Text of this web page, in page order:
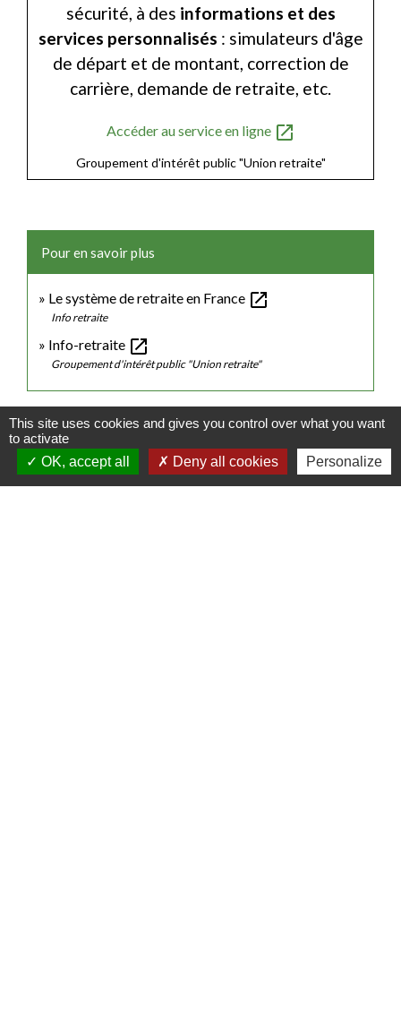
sécurité, à des informations et des
services personnalisés : simulateurs d'âge
de départ et de montant, correction de
carrière, demande de retraite, etc.
Accéder au service en ligne open_in_new
Groupement d'intérêt public "Union retraite"
Pour en savoir plus
Le système de retraite en France open_in_new
Info retraite
Info-retraite open_in_new
Groupement d'intérêt public "Union retraite"
Signaler une erreur sur cette page
This site uses cookies and gives you control over what you want
to activate
OK, accept all
Deny all cookies Personalize